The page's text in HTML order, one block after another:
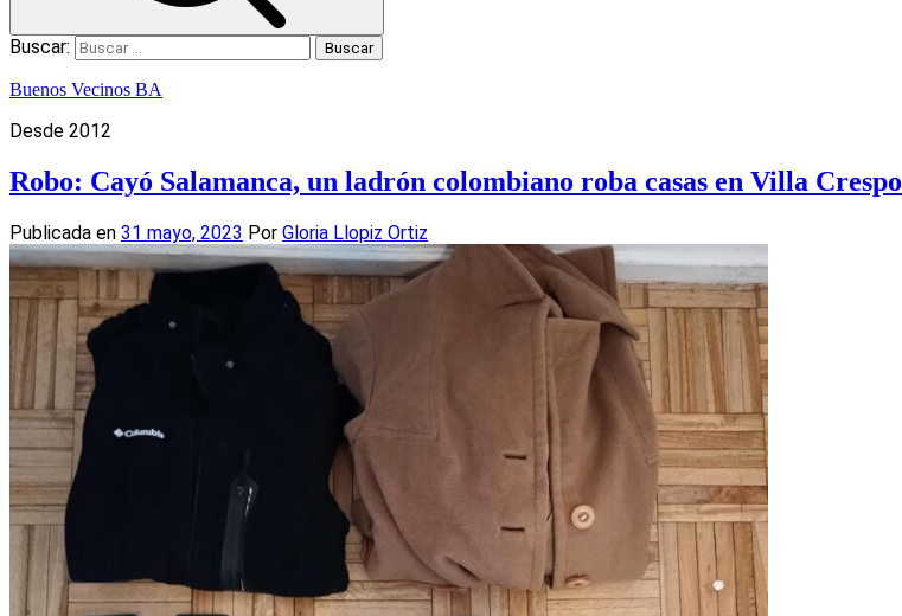
Buscar:
Buenos Vecinos BA
Desde 2012
Robo: Cayó Salamanca, un ladrón colombiano roba casas en Villa Crespo
Publicada en 31 mayo, 2023 Por Gloria Llopiz Ortiz